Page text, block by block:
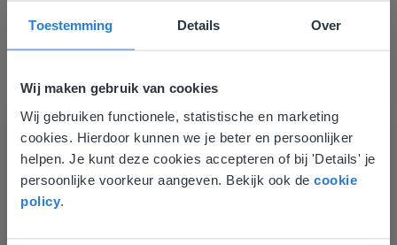
Toestemming Details Over
Wij maken gebruik van cookies
Wij gebruiken functionele, statistische en marketing
cookies. Hierdoor kunnen we je beter en persoonlijker
helpen. Je kunt deze cookies accepteren of bij 'Details' je
persoonlijke voorkeur aangeven. Bekijk ook de cookie
policy
Ontdek meer!
Deze website komt niet
overeen met je locatie
Gezien je locatie, denken we dat je misschien
liever naar de website voor English gaat. Hier